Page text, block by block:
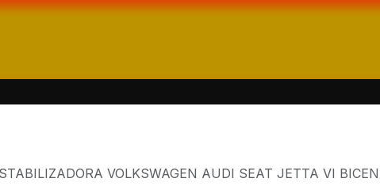
VOLKSWAGEN AUDI SEAT JETTA VI